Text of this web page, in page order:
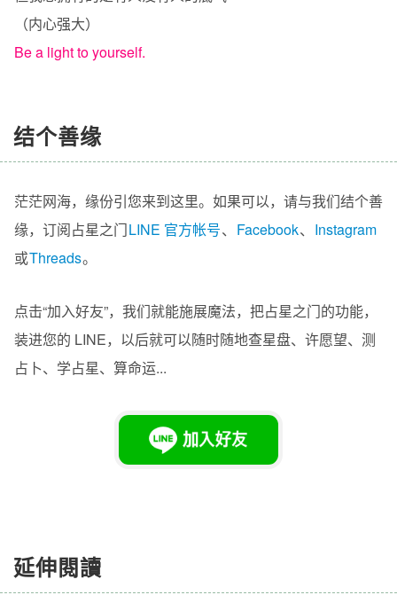
（内心强大）
Be a light to yourself.
结个善缘
茫茫网海，缘份引您来到这里。如果可以，请与我们结个善
缘，订阅占星之门LINE 官方帐号、 Facebook、 Instagram
或Threads。
点击“加入好友”，我们就能施展魔法，把占星之门的功能，
装进您的 LINE，以后就可以随时随地查星盘、许愿望、测
占卜、学占星、算命运...
延伸閱讀